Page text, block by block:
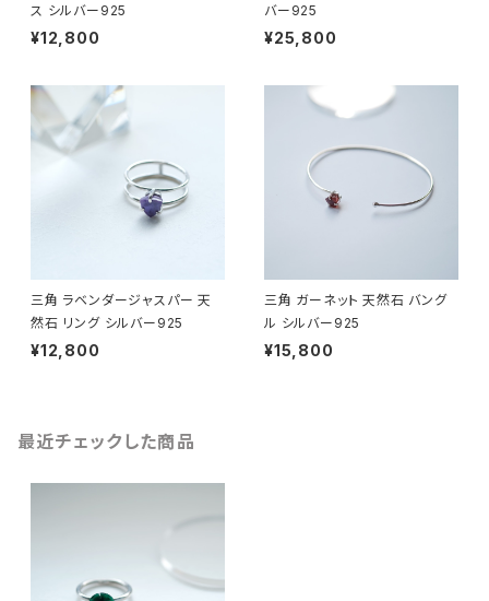
ス シルバー925
¥12,800
バー925
¥25,800
三角 ラベンダージャスパー 天
然石 リング シルバー925
¥12,800
三角 ガーネット 天然石 バング
ル シルバー925
¥15,800
最近チェックした商品